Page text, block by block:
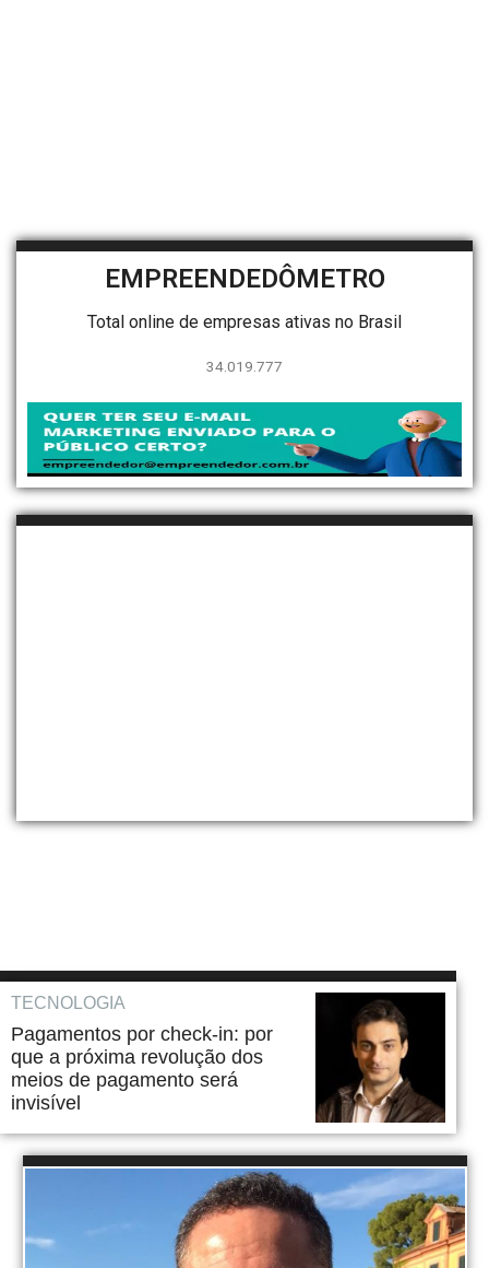
EMPREENDEDÔMETRO
Total online de empresas ativas no Brasil
34.019.777
TECNOLOGIA
Pagamentos por check-in: por
que a próxima revolução dos
meios de pagamento será
invisível